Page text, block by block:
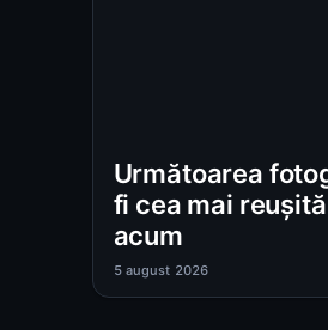
Următoarea
fi cea mai
acum
5 august 2026